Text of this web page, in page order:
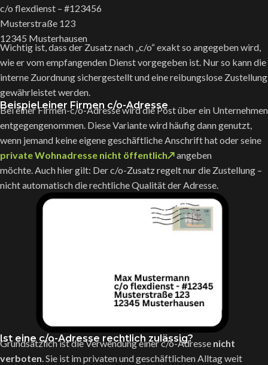
c/o flexdienst – #123456
Musterstraße 123
12345 Musterhausen
Wichtig ist, dass der Zusatz nach „c/o“ exakt so angegeben wird,
wie er vom empfangenden Dienst vorgegeben ist. Nur so kann die
interne Zuordnung sichergestellt und eine reibungslose Zustellung
gewährleistet werden.
Beispiel einer Firmen c/o-Adresse
Bei einer Firmen-c/o-Adresse wird die Post über ein Unternehmen
entgegengenommen. Diese Variante wird häufig dann genutzt,
wenn jemand keine eigene geschäftliche Anschrift hat oder seine
private Wohnadresse nicht öffentlich↗angeben
möchte. Auch hier gilt: Der c/o-Zusatz regelt nur die Zustellung –
nicht automatisch die rechtliche Qualität der Adresse.
Ist eine c/o-Adresse rechtlich zulässig?
Grundsätzlich ist die Verwendung einer c/o-Adresse nicht
verboten . Sie ist im privaten und geschäftlichen Alltag weit